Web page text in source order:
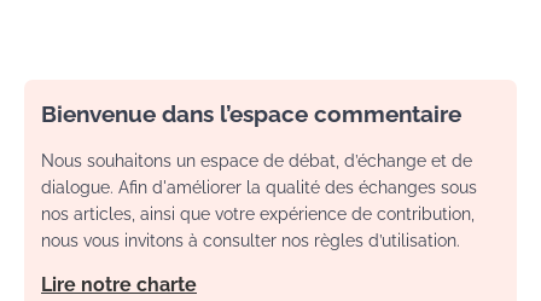
Bienvenue dans l’espace commentaire
Nous souhaitons un espace de débat, d’échange et de
dialogue. Afin d'améliorer la qualité des échanges sous
nos articles, ainsi que votre expérience de contribution,
nous vous invitons à consulter nos règles d’utilisation.
Lire notre charte